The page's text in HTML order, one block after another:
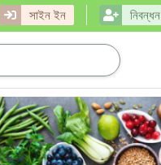
সাইন ইন নিবন্ধন